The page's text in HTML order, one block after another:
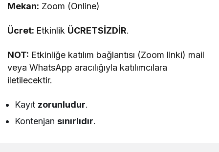
Mekan: Zoom (Online)
Ücret: Etkinlik ÜCRETSİZDİR.
NOT: Etkinliğe katılım bağlantısı (Zoom linki) mail
veya WhatsApp aracılığıyla katılımcılara
iletilecektir.
Kayıt zorunludur.
Kontenjansınırlıdır.